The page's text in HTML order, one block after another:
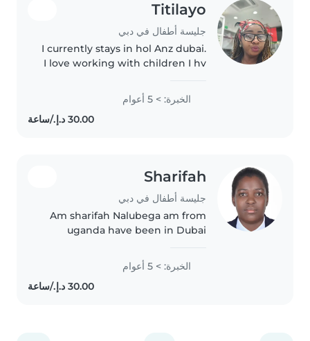
Titilayo
جليسة أطفال في دبي
I currently stays in hol Anz dubai.
I love working with children I hv
assisting taking care of babies
and toddlers while working has
الخبرة: > 5 أعوام
Sharifah
جليسة أطفال في دبي
Am sharifah Nalubega am from
uganda have been in Dubai
sitter am good and honest
flexible enough I take kids like
my own that's why I love kids am
الخبرة: > 5 أعوام